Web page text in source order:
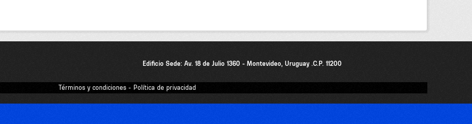
Edificio Sede: Av. 18 de Julio 1360 - Montevideo, Uruguay .C.P. 11200
Términos y condiciones - Política de privacidad